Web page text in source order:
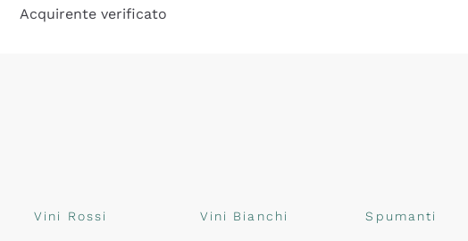
Acquirente verificato
Vini Rossi Vini Bianchi Spumanti